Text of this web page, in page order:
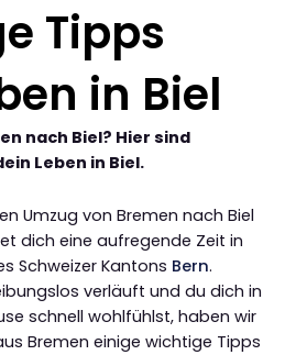
Tipps
in Biel
nach Biel? Hier sind
Leben in Biel.
Umzug von Bremen nach Biel
dich eine aufregende Zeit in
Schweizer Kantons Bern.
verläuft und du dich in
schnell wohlfühlst, haben wir
Bremen einige wichtige Tipps